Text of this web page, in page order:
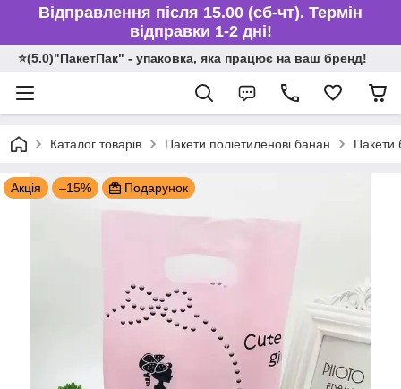
Відправлення після 15.00 (сб-чт). Термін
відправки 1-2 дні!
⭐️(5.0)"ПакетПак" - упаковка, яка працює на ваш бренд!
Каталог товарів Пакети поліетиленові банан Пакети
Акція –15% Подарунок